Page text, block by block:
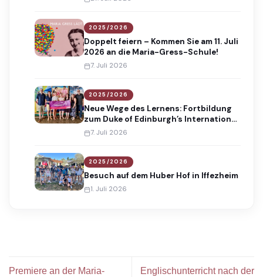
2025/2026
Doppelt feiern – Kommen Sie am 11. Juli
2026 an die Maria-Gress-Schule!
7. Juli 2026
2025/2026
Neue Wege des Lernens: Fortbildung
zum Duke of Edinburgh’s International
Award
7. Juli 2026
2025/2026
Besuch auf dem Huber Hof in Iffezheim
1. Juli 2026
Premiere an der Maria-
Englischunterricht nach der